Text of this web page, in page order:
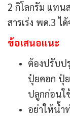
2 กิโลกรัม แทน
สารเร่ง พด.3 ไ
ข้อเสนอแนะ
ต้องปรับป
ปุ๋ยคอก ปุ๋
ปลูกก่อนใ
อย่าให้น้ำ